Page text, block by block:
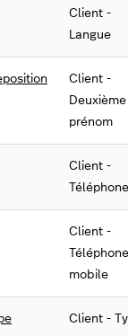
Client -
Langue
Client -
Deuxième
prénom
Client -
Téléphone
Client -
Téléphone
mobile
Client -